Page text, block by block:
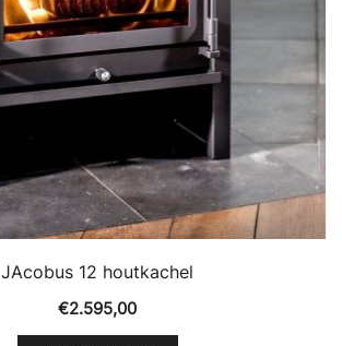
JAcobus 12 houtkachel
€2.595,00